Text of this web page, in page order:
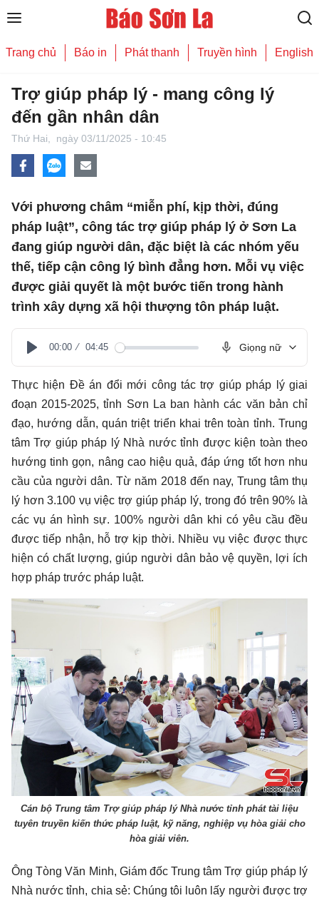
Trang chủ Báo in Phát thanh Truyền hình English
Trợ giúp pháp lý - mang công lý
đến gần nhân dân
Thứ Hai, ngày 03/11/2025 - 10:45
Với phương châm “miễn phí, kịp thời, đúng
pháp luật”, công tác trợ giúp pháp lý ở Sơn La
đang giúp người dân, đặc biệt là các nhóm yếu
thế, tiếp cận công lý bình đẳng hơn. Mỗi vụ việc
được giải quyết là một bước tiến trong hành
trình xây dựng xã hội thượng tôn pháp luật.
Play
00:00 04:45 Giọng nữ
Thực hiện Đề án đổi mới công tác trợ giúp pháp lý giai
đoạn 2015-2025, tỉnh Sơn La ban hành các văn bản chỉ
đạo, hướng dẫn, quán triệt triển khai trên toàn tỉnh. Trung
tâm Trợ giúp pháp lý Nhà nước tỉnh được kiện toàn theo
hướng tinh gọn, nâng cao hiệu quả, đáp ứng tốt hơn nhu
cầu của người dân. Từ năm 2018 đến nay, Trung tâm thụ
lý hơn 3.100 vụ việc trợ giúp pháp lý, trong đó trên 90% là
các vụ án hình sự. 100% người dân khi có yêu cầu đều
được tiếp nhận, hỗ trợ kịp thời. Nhiều vụ việc được thực
hiện có chất lượng, giúp người dân bảo vệ quyền, lợi ích
hợp pháp trước pháp luật.
Cán bộ Trung tâm Trợ giúp pháp lý Nhà nước tỉnh phát tài liệu
tuyên truyền kiến thức pháp luật, kỹ năng, nghiệp vụ hòa giải cho
hòa giải viên.
Ông Tòng Văn Minh, Giám đốc Trung tâm Trợ giúp pháp lý
Nhà nước tỉnh, chia sẻ: Chúng tôi luôn lấy người được trợ